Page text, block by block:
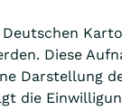
Diese
Darstellung
die